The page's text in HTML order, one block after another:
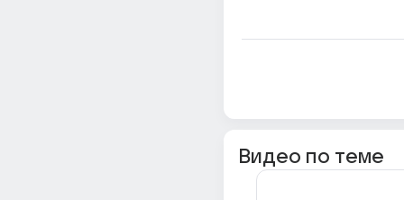
Видео по теме